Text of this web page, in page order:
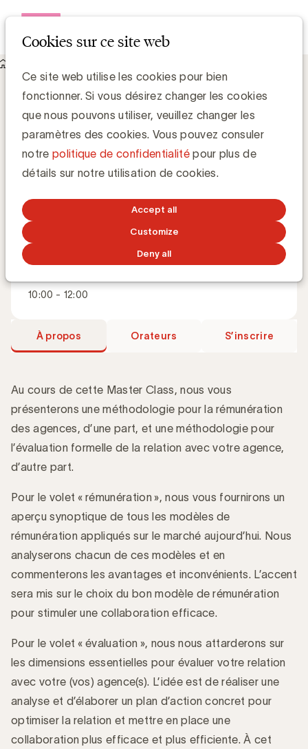
Cookies sur ce site web
Ce site web utilise les cookies pour bien
fonctionner. Si vous désirez changer les cookies
que nous pouvons utiliser, veuillez changer les
paramètres des cookies. Vous pouvez consuler
notre politique de confidentialitépour plus de
détails sur notre utilisation de cookies.
Accept all
Customize
Deny all
Agency remuneration & evaluation
Comment évaluer et rémunérer correctement une
agence ?
10:00 - 12:00
À propos Orateurs S’inscrire
Introduction
Au cours de cette Master Class, nous vous
présenterons une méthodologie pour la rémunération
des agences, d’une part, et une méthodologie pour
l’évaluation formelle de la relation avec votre agence,
d’autre part.
Pour le volet « rémunération », nous vous fournirons un
aperçu synoptique de tous les modèles de
rémunération appliqués sur le marché aujourd’hui. Nous
analyserons chacun de ces modèles et en
commenterons les avantages et inconvénients. L’accent
sera mis sur le choix du bon modèle de rémunération
pour stimuler une collaboration efficace.
Pour le volet « évaluation », nous nous attarderons sur
les dimensions essentielles pour évaluer votre relation
avec votre (vos) agence(s). L’idée est de réaliser une
analyse et d’élaborer un plan d’action concret pour
optimiser la relation et mettre en place une
collaboration plus efficace et plus efficiente. À cet